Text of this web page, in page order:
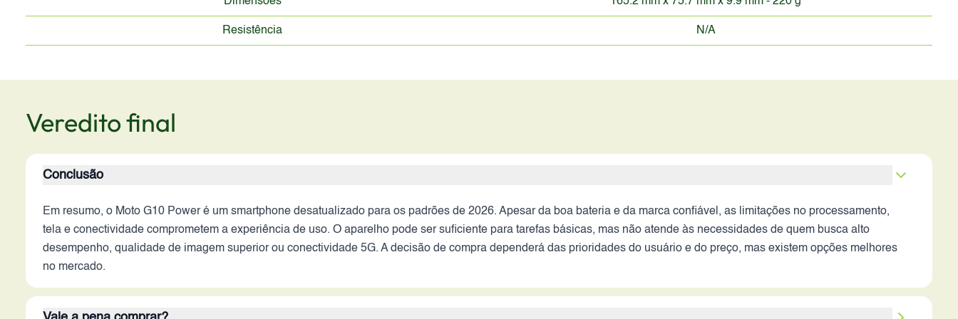
Resistência N/A
Veredito final
Conclusão
Em resumo, o Moto G10 Power é um smartphone desatualizado para os padrões de 2026. Apesar da boa bateria e da marca confiável, as limitações no processamento,
tela e conectividade comprometem a experiência de uso. O aparelho pode ser suficiente para tarefas básicas, mas não atende às necessidades de quem busca alto
desempenho, qualidade de imagem superior ou conectividade 5G. A decisão de compra dependerá das prioridades do usuário e do preço, mas existem opções melhores
no mercado.